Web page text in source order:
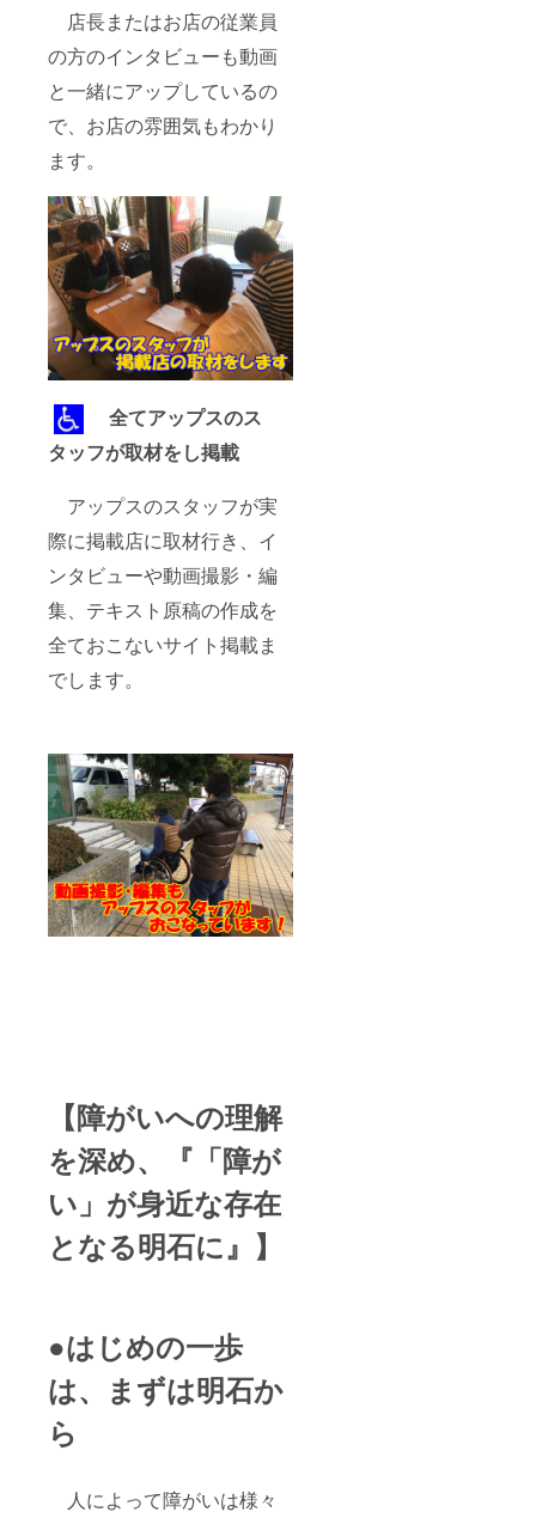
店長またはお店の従業員
の方のインタビューも動画
と一緒にアップしているの
で、お店の雰囲気もわかり
ます。
全てアップスのス
タッフが取材をし掲載
アップスのスタッフが実
際に掲載店に取材行き、イ
ンタビューや動画撮影・編
集、テキスト原稿の作成を
全ておこないサイト掲載ま
でします。
【障がいへの理解
を深め、『「障が
い」が身近な存在
となる明石に』】
●はじめの一歩
は、まずは明石か
ら
人によって障がいは様々